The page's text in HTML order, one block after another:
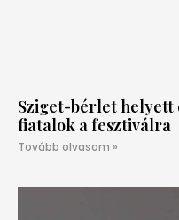
Sziget-bérlet helyett
fiatalok a fesztiválra
Tovább olvasom »